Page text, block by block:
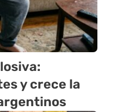
y crece la